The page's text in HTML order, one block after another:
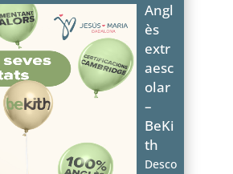
Angl
ès
extr
aesc
olar
–
BeKi
th
Desco